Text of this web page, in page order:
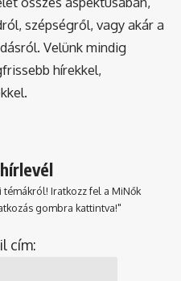
szépségről, vagy akár a
Velünk mindig
hírekkel,
Iratkozz fel a MiNők
gombra kattintva!"
cím: